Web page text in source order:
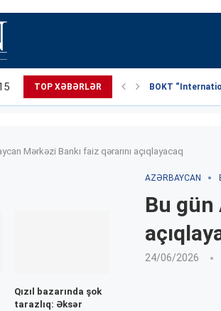
TOP XƏBƏRLƏR BOKT
Mərkəzi Bankı faiz qərarını açıqlayacaq
AZƏRBAYCAN
Bu gün
24/06/2026
Qızıl bazarında şok
tarazlıq: Əksər